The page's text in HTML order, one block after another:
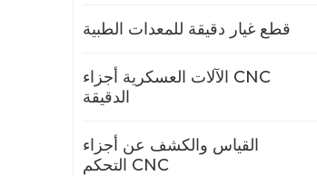
قطع غيار دقيقة للمعدات الطبية
الآلات العسكرية أجزاء CNC
الدقيقة
القياس والكشف عن أجزاء
التحكم CNC